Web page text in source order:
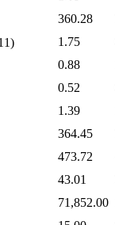
360.28
1.75
0.88
0.52
1.39
364.45
473.72
43.01
71,852.00